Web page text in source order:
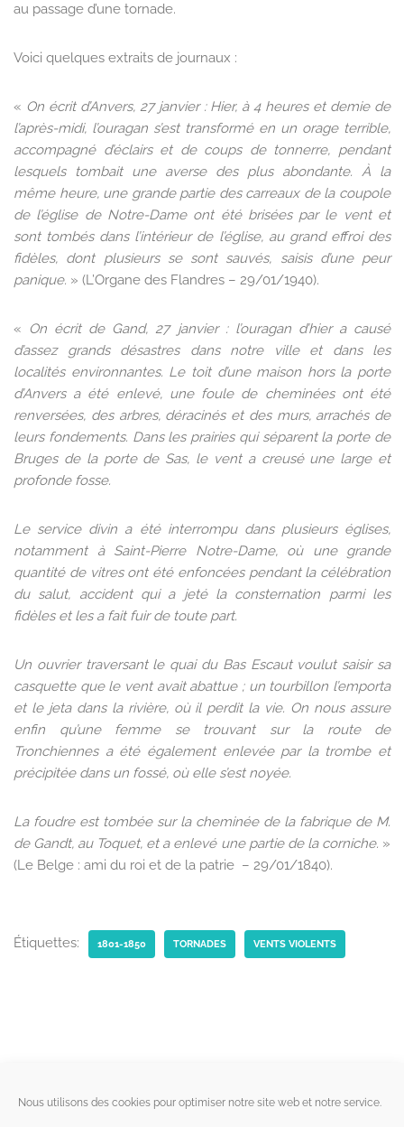
Nous utilisons des cookies pour optimiser notre site web et notre service.
au passage d’une tornade.
Voici quelques extraits de journaux :
« On écrit d’Anvers, 27 janvier : Hier, à 4 heures et demie de
l’après-midi, l’ouragan s’est transformé en un orage terrible,
accompagné d’éclairs et de coups de tonnerre, pendant
lesquels tombait une averse des plus abondante. À la
même heure, une grande partie des carreaux de la coupole
de l’église de Notre-Dame ont été brisées par le vent et
sont tombés dans l’intérieur de l’église, au grand effroi des
fidèles, dont plusieurs se sont sauvés, saisis d’une peur
panique. » (L’Organe des Flandres – 29/01/1940).
« On écrit de Gand, 27 janvier : l’ouragan d’hier a causé
d’assez grands désastres dans notre ville et dans les
localités environnantes. Le toit d’une maison hors la porte
d’Anvers a été enlevé, une foule de cheminées ont été
renversées, des arbres, déracinés et des murs, arrachés de
leurs fondements. Dans les prairies qui séparent la porte de
Bruges de la porte de Sas, le vent a creusé une large et
profonde fosse.
Le service divin a été interrompu dans plusieurs églises,
notamment à Saint-Pierre Notre-Dame, où une grande
quantité de vitres ont été enfoncées pendant la célébration
du salut, accident qui a jeté la consternation parmi les
fidèles et les a fait fuir de toute part.
Un ouvrier traversant le quai du Bas Escaut voulut saisir sa
casquette que le vent avait abattue ; un tourbillon l’emporta
et le jeta dans la rivière, où il perdit la vie. On nous assure
enfin qu’une femme se trouvant sur la route de
Tronchiennes a été également enlevée par la trombe et
précipitée dans un fossé, où elle s’est noyée.
La foudre est tombée sur la cheminée de la fabrique de M.
de Gandt, au Toquet, et a enlevé une partie de la corniche. »
(Le Belge : ami du roi et de la patrie – 29/01/1840).
Étiquettes: 1801-1850 TORNADES VENTS VIOLENTS
Liens utiles